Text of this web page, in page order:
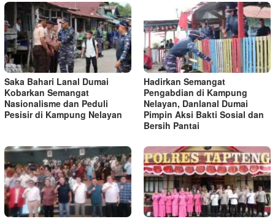
Saka Bahari Lanal Dumai
Kobarkan Semangat
Nasionalisme dan Peduli
Pesisir di Kampung Nelayan
Hadirkan Semangat
Pengabdian di Kampung
Nelayan, Danlanal Dumai
Pimpin Aksi Bakti Sosial dan
Bersih Pantai